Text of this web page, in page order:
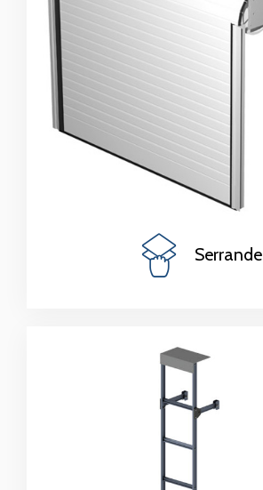
Serrande